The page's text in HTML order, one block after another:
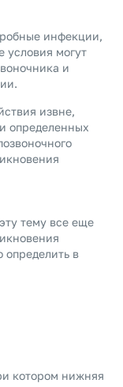
инфекции,
условия могут
и
извне,
определенных
тему все еще
в
котором нижняя